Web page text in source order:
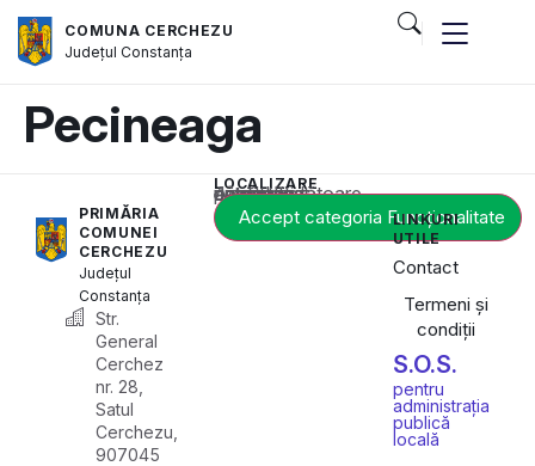
COMUNA CERCHEZU
JudețulConstanța
Pecineaga
PRIMĂRIA
COMUNEI
CERCHEZU
Județul
Constanța
Str.
General
Cerchez
nr. 28,
Satul
Cerchezu,
907045
LOCALIZARE
Acest conținut este blocat până când acceptați categoria corespunzătoare de cookie-uri.
Accept categoria Funcționalitate
LINKURI
UTILE
Contact
Termeni și
condiții
S.O.S.
pentru
administrația
publică
locală